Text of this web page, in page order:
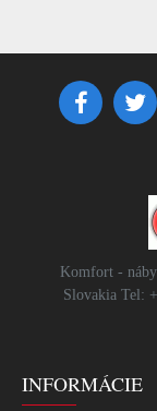
Komfort -
Slovakia Tel:
INFORMÁCIE